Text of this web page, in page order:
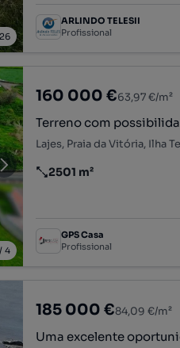
26
ARLINDO TELESII
Profissional
4
160 000 €63,97 €/m²
Terreno com
Lajes, Praia da Vitória, Ilha
Preço por metro quadrado
2501 m²
GPS Casa
Profissional
185 000 €84,09 €/m²
Uma excelente